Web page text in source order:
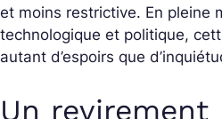
et moins restrictive. En pleine
technologique et politique,
autant d’espoirs que
Un revirement